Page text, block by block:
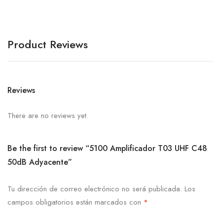
Product Reviews
Reviews
There are no reviews yet.
Be the first to review “5100 Amplificador T03 UHF C48
50dB Adyacente”
Tu dirección de correo electrónico no será publicada. Los
campos obligatorios están marcados con *